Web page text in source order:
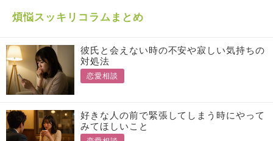
煩悩スッキリコラムまとめ
彼氏と会えない時の不安や寂しい気持ちの
対処法
恋愛相談
好きな人の前で緊張してしまう時にやって
みてほしいこと